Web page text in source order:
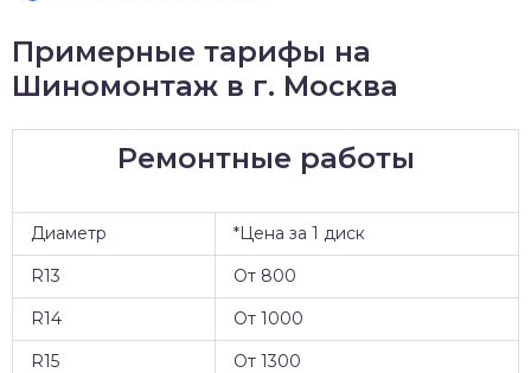
Примерные тарифы на
Шиномонтаж в г. Москва
Ремонтные работы
Диаметр
*Цена за 1 диск
R13
От 800
R14
От 1000
R15
От 1300